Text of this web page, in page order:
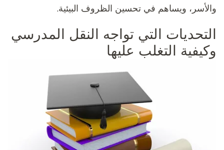
والأسر، ويساهم في تحسين الظروف البيئية.
التحديات التي تواجه النقل المدرسي
وكيفية التغلب عليها